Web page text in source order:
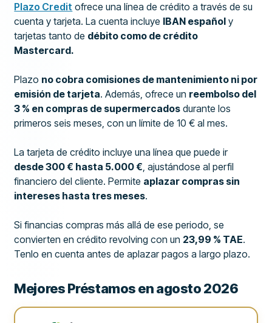
Plazo Credit ofrece una línea de crédito a través de su
cuenta y tarjeta. La cuenta incluye IBAN español y
tarjetas tanto de débito como de crédito
Mastercard.
Plazo no cobra comisiones de mantenimiento ni por
emisión de tarjeta. Además, ofrece un reembolso del
3 % en compras de supermercados durante los
primeros seis meses, con un límite de 10 € al mes.
La tarjeta de crédito incluye una línea que puede ir
desde 300 € hasta 5.000 €, ajustándose al perfil
financiero del cliente. Permite aplazar compras sin
intereses hasta tres meses.
Si financias compras más allá de ese periodo, se
convierten en crédito revolving con un 23,99 % TAE.
Tenlo en cuenta antes de aplazar pagos a largo plazo.
Mejores Préstamos en agosto 2026